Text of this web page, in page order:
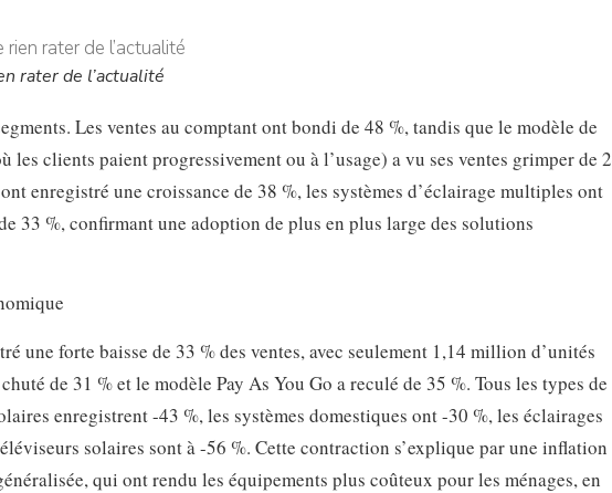
rater de l’actualité
Les ventes au comptant ont bondi de 48 %, tandis que le modèle de
les clients paient progressivement ou à l’usage) a vu ses ventes grimper de
enregistré une croissance de 38 %, les systèmes d’éclairage multiples ont
33 %, confirmant une adoption de plus en plus large des solutions
une forte baisse de 33 % des ventes, avec seulement 1,14 million d’unités
de 31 % et le modèle Pay As You Go a reculé de 35 %. Tous les types de
enregistrent -43 %, les systèmes domestiques ont -30 %, les éclairages
solaires sont à -56 %. Cette contraction s’explique par une inflation
qui ont rendu les équipements plus coûteux pour les ménages, en